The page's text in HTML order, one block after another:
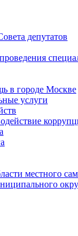
депутатов
в городе Москве
услуги
местного